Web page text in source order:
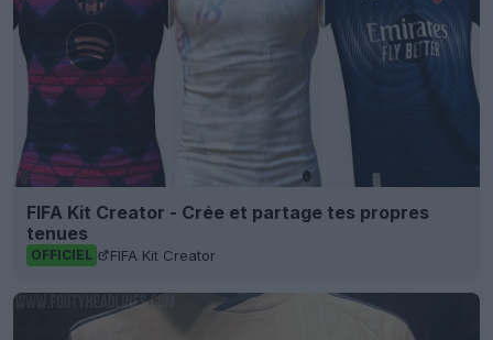
FIFA Kit Creator - Crée et partage tes propres
tenues
OFFICIEL FIFA Kit Creator